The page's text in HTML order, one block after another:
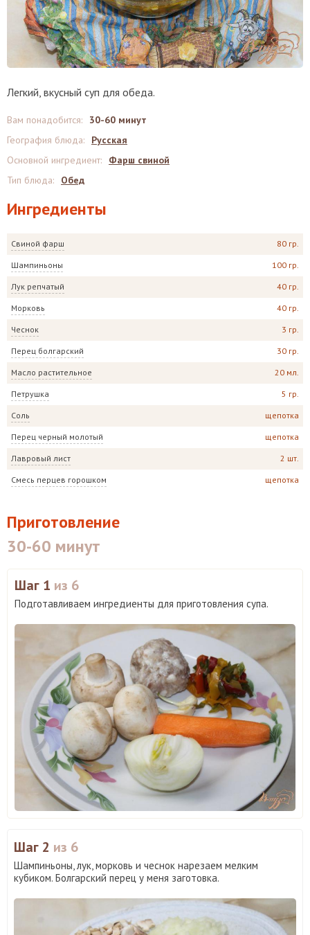
Легкий, вкусный суп для обеда.
Ингредиенты
Свиной фарш 80 гр.
Шампиньоны 100 гр.
Лук репчатый 40 гр.
Морковь 40 гр.
Чеснок 3 гр.
Перец болгарский 30 гр.
Масло растительное 20 мл.
Петрушка 5 гр.
Соль щепотка
Перец черный молотый щепотка
Лавровый лист 2 шт.
Смесь перцев горошком щепотка
Вам понадобится:
30-60 минут
География блюда:
Русская
Основной ингредиент:
Фарш свиной
Тип блюда: Обед
Приготовление
30-60 минут
Шаг 1 из 6
Подготавливаем ингредиенты для приготовления супа.
Шаг 2 из 6
Шампиньоны, лук, морковь и чеснок нарезаем мелким
кубиком. Болгарский перец у меня заготовка.